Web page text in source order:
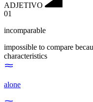
ADJETIVO
01
incomparable
impossible to compare
characteristics
alone